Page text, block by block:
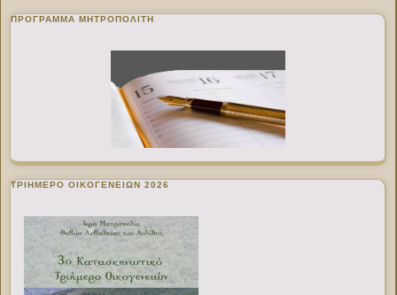
ΠΡΌΓΡΑΜΜΑ ΜΗΤΡΟΠΟΛΊΤΗ
ΤΡΙΗΜΕΡΟ ΟΙΚΟΓΕΝΕΙΩΝ 2026